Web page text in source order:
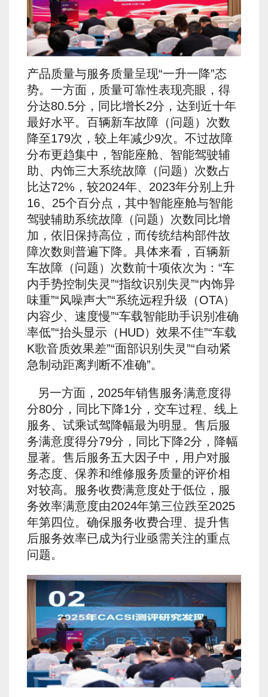
产品质量与服务质量呈现“一升一降”态
势。一方面，质量可靠性表现亮眼，得
分达80.5分，同比增长2分，达到近十年
最好水平。百辆新车故障（问题）次数
降至179次，较上年减少9次。不过故障
分布更趋集中，智能座舱、智能驾驶辅
助、内饰三大系统故障（问题）次数占
比达72%，较2024年、2023年分别上升
16、25个百分点，其中智能座舱与智能
驾驶辅助系统故障（问题）次数同比增
加，依旧保持高位，而传统结构部件故
障次数则普遍下降。具体来看，百辆新
车故障（问题）次数前十项依次为：“车
内手势控制失灵”“指纹识别失灵”“内饰异
味重”“风噪声大”“系统远程升级（OTA）
内容少、速度慢”“车载智能助手识别准确
率低”“抬头显示（HUD）效果不佳”“车载
K歌音质效果差”“面部识别失灵”“自动紧
急制动距离判断不准确”。
另一方面，2025年销售服务满意度得
分80分，同比下降1分，交车过程、线上
服务、试乘试驾降幅最为明显。售后服
务满意度得分79分，同比下降2分，降幅
显著。售后服务五大因子中，用户对服
务态度、保养和维修服务质量的评价相
对较高。服务收费满意度处于低位，服
务效率满意度由2024年第三位跌至2025
年第四位。确保服务收费合理、提升售
后服务效率已成为行业亟需关注的重点
问题。